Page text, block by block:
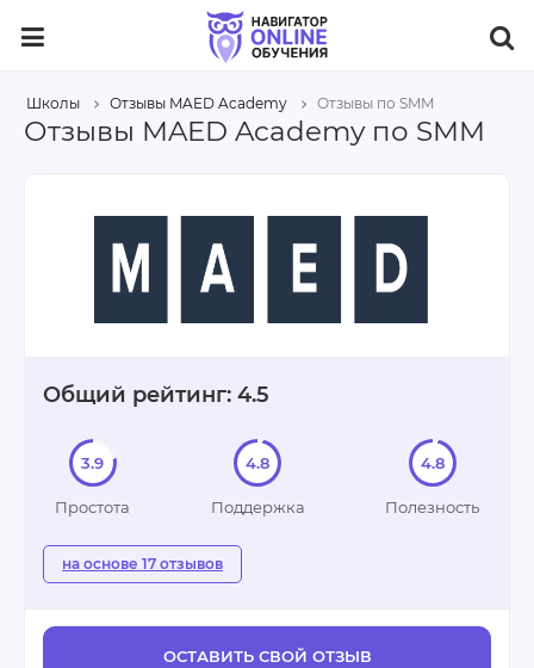
Школы Отзывы MAED Academy Отзывы по SMM
Отзывы MAED Academy по SMM
Общий рейтинг: 4.5
3.9
Простота
4.8
Поддержка
4.8
Полезность
на основе 17 отзывов
ОСТАВИТЬ СВОЙ ОТЗЫВ